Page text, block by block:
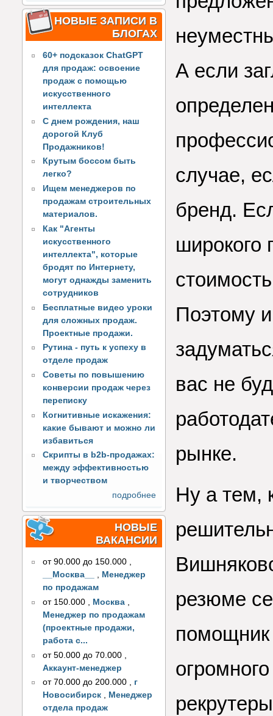
НОВЫЕ ЗАПИСИ В
БЛОГАХ
60+ подсказок ChatGPT
для продаж: освоение
продаж с помощью
искусственного
интеллекта
С днем рождения, наш
дорогой Клуб
Продажников!
Крутым боссом быть
легко?
Ищем менеджеров по
продажам строительных
материалов.
Как "Агенты
искусственного
интеллекта", которые
бродят по Интернету,
могут однажды заменить
сотрудников
Бесплатные видео уроки
для сложных продаж.
Проектные продажи.
Рутина - путь к успеху в
отделе продаж
Советы по повышению
конверсии продаж через
переписку
Когнитивные искажения:
какие бывают и можно ли
избавиться
Скрипты в b2b-продажах:
между эффективностью
и творчеством
подробнее
НОВЫЕ
ВАКАНСИИ
от 90.000 до 150.000 ,
__Москва__
, Менеджер
по продажам
от 150.000
Москва
Менеджер по продажам
(проектные продажи,
работа с...
от 50.000 до 70.000
Аккаунт-менеджер
от 70.000 до 200.000 , г
Новосибирск , Менеджер
отдела продаж
А если
случае,
бренд.
широкого
Поэтому
вас не
рынке.
Ну а тем,
резюме
помощник